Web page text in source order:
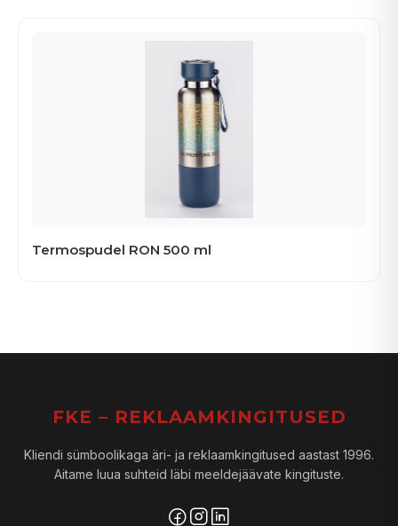
Termospudel RON 500 ml
FKE – REKLAAMKINGITUSED
Kliendi sümboolikaga äri- ja reklaamkingitused aastast 1996.
Aitame luua suhteid läbi meeldejäävate kingituste.